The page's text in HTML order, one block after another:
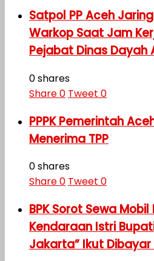
Satpol PP Aceh
Warkop Saat Jam
Pejabat Dinas Dayah
0 shares
Share0 Tweet 0
PPPK Pemerintah
Menerima TPP
0 shares
Share0 Tweet 0
BPK Sorot Sewa
Kendaraan Istri
Jakarta” Ikut Dibayar